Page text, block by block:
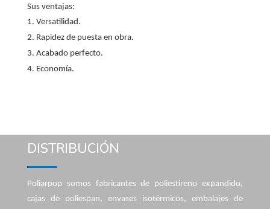
Sus ventajas:
Versatilidad.
Rapidez de puesta en obra.
Acabado perfecto.
Economía.
DISTRIBUCIÓN
Poliarpop somos fabricantes de poliestireno expandido,
cajas de poliespan, envases isotérmicos, embalajes de